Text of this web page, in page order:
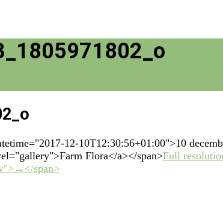
12-10T12:30:56+01:00">10
Flora</a></span>Full
span>